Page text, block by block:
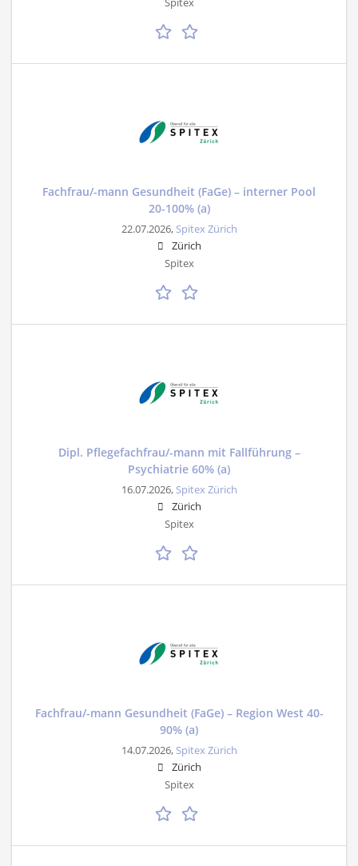
Fachfrau/-mann Gesundheit (FaGe) – interner Pool
20-100% (a)
22.07.2026, Spitex Zürich
Zürich
Spitex
Dipl. Pflegefachfrau/-mann mit Fallführung –
Psychiatrie 60% (a)
16.07.2026, Spitex Zürich
Zürich
Spitex
Fachfrau/-mann Gesundheit (FaGe) – Region West 40-
90% (a)
14.07.2026, Spitex Zürich
Zürich
Spitex